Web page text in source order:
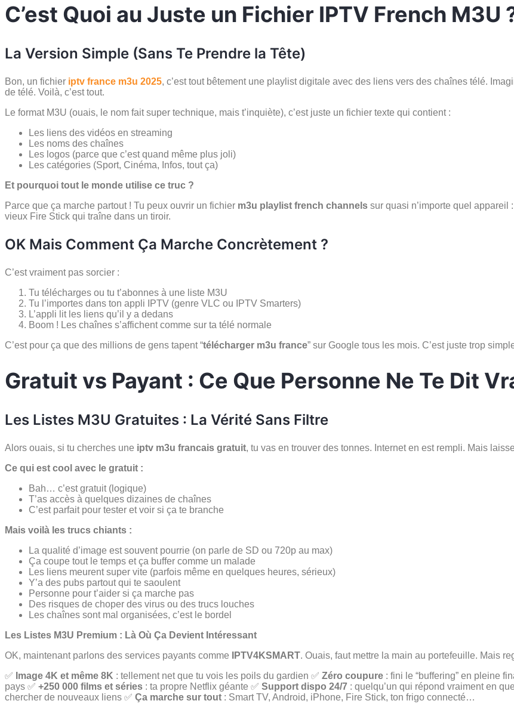
C’est Quoi au Juste un Fichier IPTV French M3U
La Version Simple (Sans Te Prendre la Tête)
Bon, un fichier iptv france m3u 2025, c’est tout bêtement une playlist digitale avec des liens vers des chaînes télé.
de télé. Voilà, c’est tout.
Le format M3U (ouais, le nom fait super technique, mais t’inquiète), c’est juste un fichier texte qui contient :
Les liens des vidéos en streaming
Les noms des chaînes
Les logos (parce que c’est quand même plus joli)
Les catégories (Sport, Cinéma, Infos, tout ça)
Et pourquoi tout le monde utilise ce truc ?
Parce que ça marche partout ! Tu peux ouvrir un fichier m3u playlist french channels sur quasi n’importe quel appareil
vieux Fire Stick qui traîne dans un tiroir.
OK Mais Comment Ça Marche Concrètement ?
C’est vraiment pas sorcier :
Tu télécharges ou tu t’abonnes à une liste M3U
Tu l’importes dans ton appli IPTV (genre VLC ou IPTV Smarters)
L’appli lit les liens qu’il y a dedans
Boom ! Les chaînes s’affichent comme sur ta télé normale
C’est pour ça que des millions de gens tapent “télécharger m3u france” sur Google tous les mois. C’est juste trop
Gratuit vs Payant : Ce Que Personne Ne Te Dit
Les Listes M3U Gratuites : La Vérité Sans Filtre
Alors ouais, si tu cherches une iptv m3u francais gratuit, tu vas en trouver des tonnes. Internet en est rempli. Mais
Ce qui est cool avec le gratuit :
Bah… c’est gratuit (logique)
T’as accès à quelques dizaines de chaînes
C’est parfait pour tester et voir si ça te branche
Mais voilà les trucs chiants :
La qualité d’image est souvent pourrie (on parle de SD ou 720p au max)
Ça coupe tout le temps et ça buffer comme un malade
Les liens meurent super vite (parfois même en quelques heures, sérieux)
Y’a des pubs partout qui te saoulent
Personne pour t’aider si ça marche pas
Des risques de choper des virus ou des trucs louches
Les chaînes sont mal organisées, c’est le bordel
Les Listes M3U Premium : Là Où Ça Devient Intéressant
OK, maintenant parlons des services payants comme
IPTV4KSMART. Ouais, faut mettre la main au portefeuille. Mais
✅ Image 4K et même 8K : tellement net que tu vois les poils du gardien ✅ Zéro coupure : fini le “buffering” en pleine
pays ✅ +250 000 films et séries : ta propre Netflix géante ✅ Support dispo 24/7 : quelqu’un qui répond vraiment en
chercher de nouveaux liens ✅ Ça marche sur tout : Smart TV, Android, iPhone, Fire Stick, ton frigo connecté…